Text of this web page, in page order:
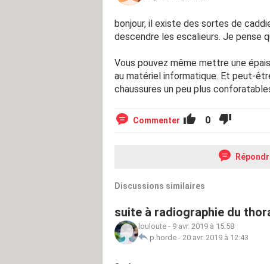
bonjour, il existe des sortes de
descendre les escalieurs. Je pense
Vous pouvez même mettre une
au matériel informatique. Et peut-
chaussures un peu plus
Commenter 0
Discussions similaires
suite à radiographie du
louloute - 9 avr. 2019 à 15:58
p.horde - 20 avr. 2019 à 12:43